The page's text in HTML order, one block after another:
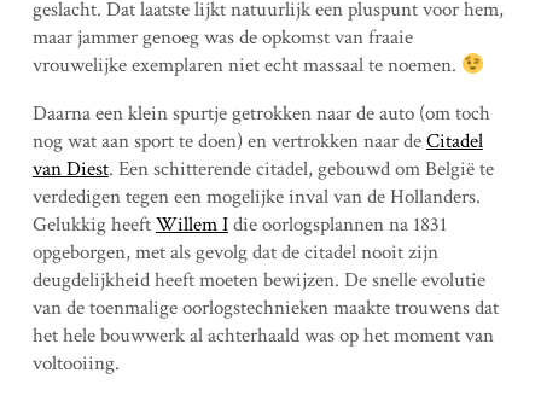
geslacht. Dat laatste lijkt natuurlijk een pluspunt voor hem,
maar jammer genoeg was de opkomst van fraaie
vrouwelijke exemplaren niet echt massaal te noemen.
Daarna een klein spurtje getrokken naar de auto (om toch
nog wat aan sport te doen) en vertrokken naar deCitadel
van Diest. Een schitterende citadel, gebouwd om België te
verdedigen tegen een mogelijke inval van de Hollanders.
Gelukkig heeftWillem Idie oorlogsplannen na 1831
opgeborgen, met als gevolg dat de citadel nooit zijn
deugdelijkheid heeft moeten bewijzen. De snelle evolutie
van de toenmalige oorlogstechnieken maakte trouwens dat
het hele bouwwerk al achterhaald was op het moment van
voltooiing.